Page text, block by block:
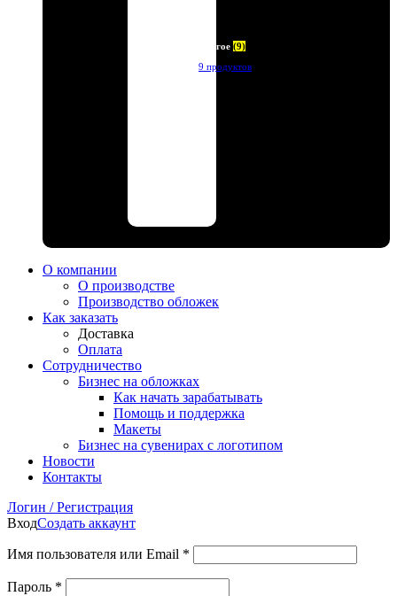
Другое (9)
9 продуктов
О компании
О производстве
Производство обложек
Как заказать
Доставка
Оплата
Сотрудничество
Бизнес на обложках
Как начать зарабатывать
Помощь и поддержка
Макеты
Бизнес на сувенирах с логотипом
Новости
Контакты
Логин / Регистрация
ВходСоздать аккаунт
Имя пользователя или Email *
Пароль *